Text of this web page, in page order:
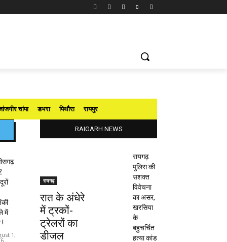
चांपा डभरा पिथौरा रायपुर
में
!
1,
RAIGARH NEWS
रायगढ़
रात के अंधेरे
में ट्रकों-
ट्रेलरों का
डीजल
रायगढ़
पुलिस की
सशक्त
विवेचना
का असर,
खरसिया
के
बहुचर्चित
हत्या कांड